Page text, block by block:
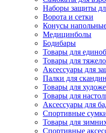
Наборы защиты
Ворота и сетки
Конусы
Медицинболы
Бодибары
Товары для
Товары для
Аксессуары для
Палки для
Товары для
Товары для
Аксессуары для
Спортивные
Товары для
Спортивные